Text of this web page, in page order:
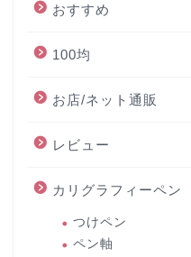
おすすめ
100均
お店/ネット通販
レビュー
カリグラフィーペン
つけペン
ペン軸